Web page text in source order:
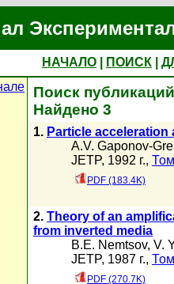
НАЧАЛО ПОИСК
Поиск
Найдено 3
1. Particle
A.V. Gaponov-
JETP, 1992 г.,
PDF (183.4K)
2. Theory of an
from inverted media
B.E. Nemtsov, V.
JETP, 1987 г.,
PDF (270.7K)